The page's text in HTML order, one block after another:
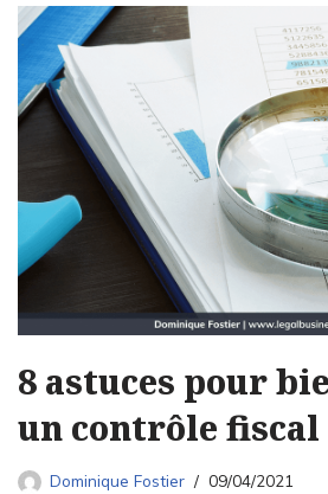
8 astuces pour
un contrôle fiscal
Dominique Fostier 09/04/2021